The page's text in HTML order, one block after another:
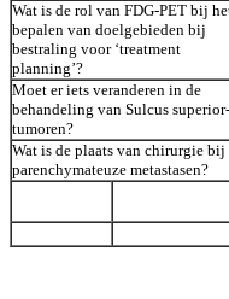
Wat is de rol van FDG-PET bij
bepalen van doelgebieden bij
bestraling voor ‘treatment
planning’?
Moet er iets veranderen in de
behandeling van Sulcus superior-
tumoren?
Wat is de plaats van chirurgie bij
parenchymateuze metastasen?